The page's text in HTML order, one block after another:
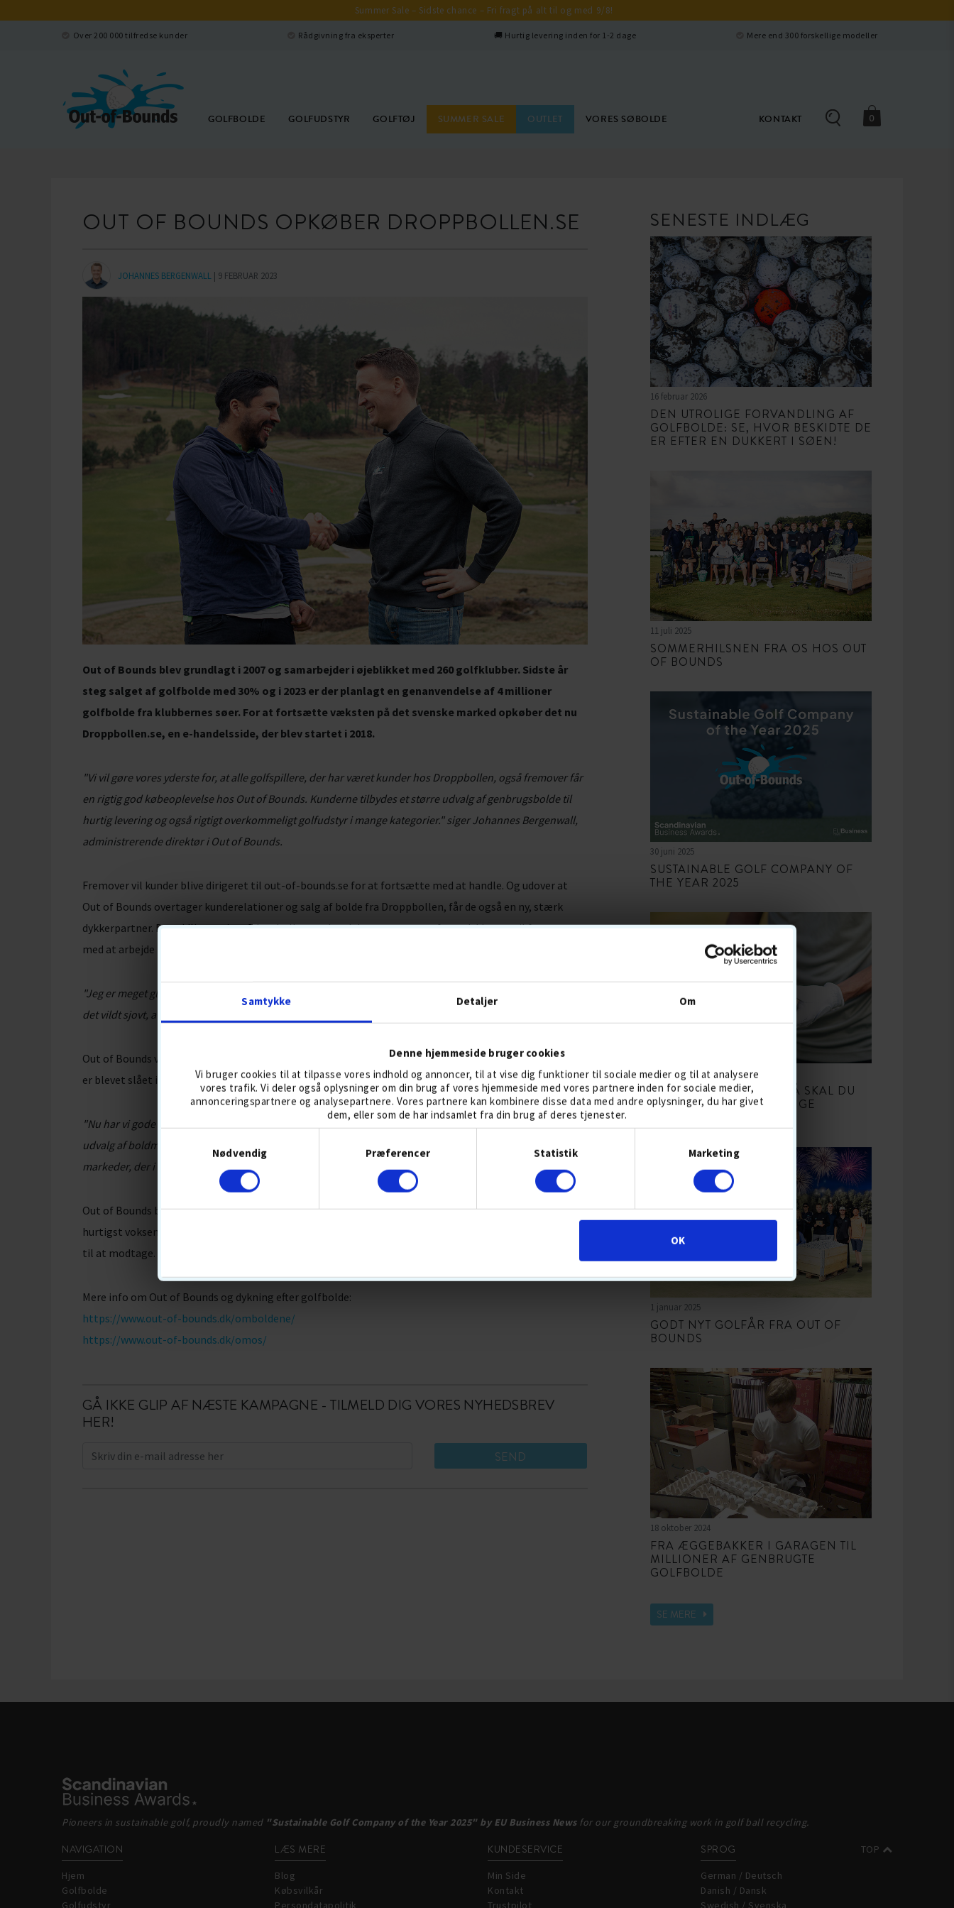
Samtykke Detaljer Om
Denne hjemmeside bruger cookies
Vi bruger cookies til at tilpasse vores indhold og annoncer, til at vise dig funktioner til sociale medier og til at analysere
vores trafik. Vi deler også oplysninger om din brug af vores hjemmeside med vores partnere inden for sociale medier,
annonceringspartnere og analysepartnere. Vores partnere kan kombinere disse data med andre oplysninger, du har givet
dem, eller som de har indsamlet fra din brug af deres tjenester.
Nødvendig
Præferencer Statistik Marketing
OK
Summer Sale – Sidste chance – Fri fragt på alt til og med 9/8!
Over 200 000 tilfredse kunder Rådgivning fra eksperter 🚚 Hurtig levering inden for 1-2 dage Mere end 300 forskellige modeller
GOLFBOLDE GOLFUDSTYR GOLFTØJ SUMMER SALE OUTLET VORES SØBOLDE KONTAKT 0
OUT OF BOUNDS OPKØBER DROPPBOLLEN.SE
JOHANNES BERGENWALL | 9 FEBRUAR 2023
Out of Bounds blev grundlagt i 2007 og samarbejder i øjeblikket med 260 golfklubber. Sidste år
steg salget af golfbolde med 30% og i 2023 er der planlagt en genanvendelse af 4 millioner
golfbolde fra klubbernes søer. For at fortsætte væksten på det svenske marked opkøber det nu
Droppbollen.se, en e-handelsside, der blev startet i 2018.
"Vi vil gøre vores yderste for, at alle golfspillere, der har været kunder hos Droppbollen, også fremover får
en rigtig god købeoplevelse hos Out of Bounds. Kunderne tilbydes et større udvalg af genbrugsbolde til
hurtig levering og også rigtigt overkommeligt golfudstyr i mange kategorier." siger Johannes Bergenwall,
administrerende direktør i Out of Bounds.
Fremover vil kunder blive dirigeret til out-of-bounds.se for at fortsætte med at handle. Og udover at
Out of Bounds overtager kunderelationer og salg af bolde fra Droppbollen, får de også en ny, stærk
dykkerpartner. Den tidligere ejer af dropbollen.se, Jacob Larsson, er en erfaren dykker og vil fortsætte
med at arbejde på dette, nu for Out of Bounds.
"Jeg er meget glad for nu at kunne overdrage Droppbollens e-handel til Out of Bounds. Derudover bliver
det vildt sjovt, at mit team og jeg nu kan fokusere 100% på dykning." siger Jacob Larsson.
Out of Bounds vil gennem opkøbet kunne hjælpe endnu flere golfklubber med at genbruge de bolde, der
er blevet slået i søerne, hvilket både er en miljømæssig gevinst og en god indtægt for golfklubben.
"Nu har vi gode forudsætninger for at kunne fortsætte med at vokse og samtidig tilgodese et endnu større
udvalg af boldmodeller gennem golfsæsonen. Vores aktiviteter i Danmark, Tyskland og Holland er
markeder, der i øjeblikket viser stor efterspørgsel efter Out of Bounds tilbud." siger Johannes.
Out of Bounds blev for nylig kåret som "Gasell-virksomhed" af Dagens Industri, en pris til Sveriges
hurtigst voksende virksomheder, som kun mindre end 1% af de svenske aktieselskaber opfylder kravene
til at modtage.
Mere info om Out of Bounds og dykning efter golfbolde:
https://www.out-of-bounds.dk/omboldene/
https://www.out-of-bounds.dk/omos/
GÅ IKKE GLIP AF NÆSTE KAMPAGNE - TILMELD DIG VORES NYHEDSBREV
HER!
SENESTE INDLÆG
16 februar 2026
DEN UTROLIGE FORVANDLING AF
GOLFBOLDE: SE, HVOR BESKIDTE DE
ER EFTER EN DUKKERT I SØEN!
11 juli 2025
SOMMERHILSNEN FRA OS HOS OUT
OF BOUNDS
30 juni 2025
SUSTAINABLE GOLF COMPANY OF
THE YEAR 2025
20 maj 2025
KAN DU LIDE PRO V1? SÅ SKAL DU
PRØVE DISSE PRISVENLIGE
1 januar 2025
GODT NYT GOLFÅR FRA OUT OF
BOUNDS
18 oktober 2024
FRA ÆGGEBAKKER I GARAGEN TIL
MILLIONER AF GENBRUGTE
GOLFBOLDE
SE MERE
Pioneers in sustainable golf, proudly named "Sustainable Golf Company of the Year 2025" by EU Business Newsfor our groundbreaking work in golf ball recycling.
TOP
NAVIGATION
Hjem
Golfbolde
Golfudstyr
LÆS MERE
Blog
Købsvilkår
Persondatapolitik
KUNDESERVICE
Min Side
Kontakt
Trustpilot
SPROG
German / Deutsch
Danish / Dansk
Swedish / Svenska